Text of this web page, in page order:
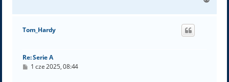
g
Tom_Hardy
Re: Serie A
P1 cze 2025, 08:44